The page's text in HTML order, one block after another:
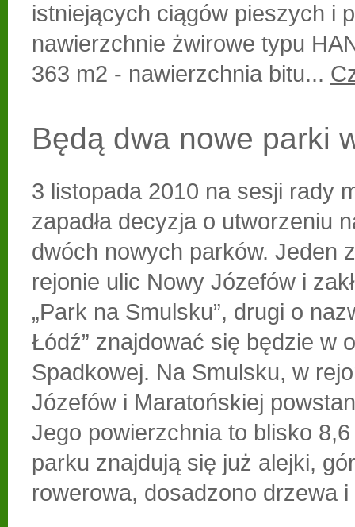
istniejących ciągów pieszych i
nawierzchnie żwirowe typu
363 m2 - nawierzchnia bitu...
Będą dwa nowe parki
3 listopada 2010 na sesji rady
zapadła decyzja o utworzeniu
dwóch nowych parków. Jeden
rejonie ulic Nowy Józefów i
„Park na Smulsku”, drugi o
Łódź” znajdować się będzie w
Spadkowej. Na Smulsku, w
Józefów i Maratońskiej
Jego powierzchnia to blisko
parku znajdują się już alejki,
rowerowa, dosadzono drzewa